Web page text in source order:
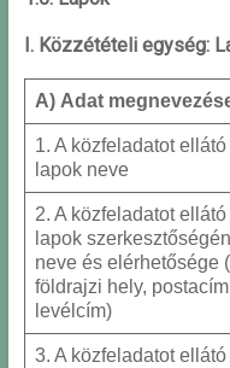
I. Közzétételi egység:
A) Adat
1. A közfeladatot
lapok neve
2. A közfeladatot
lapok
neve és elérhetősége
földrajzi hely,
levélcím)
3. A közfeladatot